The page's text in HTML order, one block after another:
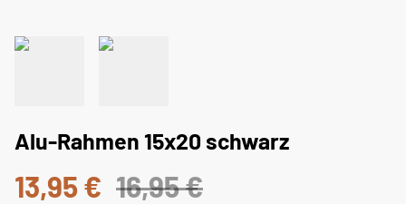
Alu-Rahmen 15x20 schwarz
13,95 € 16,95 €